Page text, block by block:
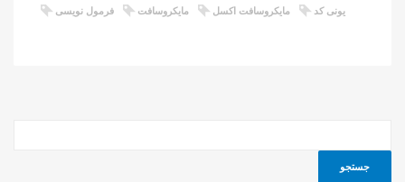
فرمول نویسی
مایکروسافت مایکروسافت اکسل یونی کد